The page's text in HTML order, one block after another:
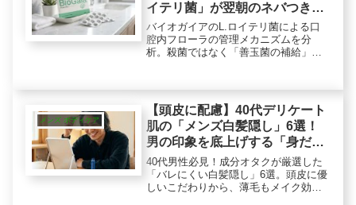
イテリ菌」が翌朝のネバつきに
働く理由
バイオガイアのL.ロイテリ菌による口
腔内フローラの管理メカニズムを分
析。殺菌ではなく「善玉菌の補給」と
る、洗浄と定着を組み合わせた合理的
メンテナンスの新常識を解説。
メンズ ボディケア
【頭皮に配慮】40代デリケート
肌の「メンズ白髪隠し」6選！
男の印象を底上げする「身だし
なみギア」
40代男性必見！成分オタクが厳選した
「バレにくい白髪隠し」6選。頭皮に優
しいこだわりから、薄毛もメイク効果